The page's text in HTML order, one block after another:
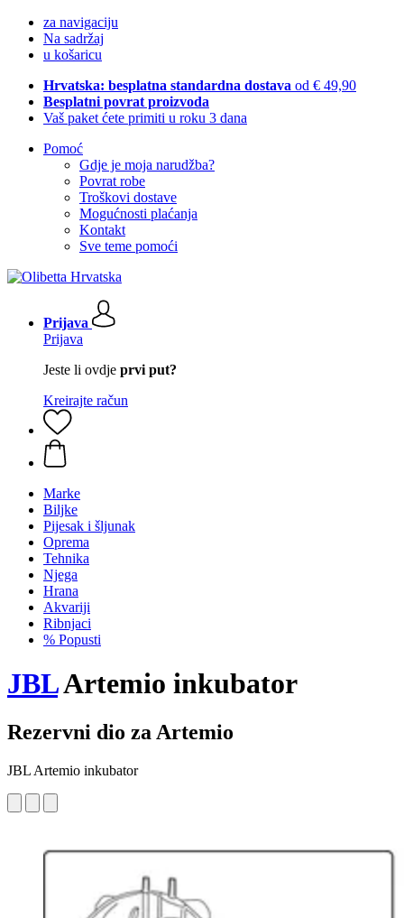
za navigaciju
Na sadržaj
u košaricu
Hrvatska: besplatna standardna dostava od € 49,90
Besplatni povrat proizvoda
Vaš paket ćete primiti u roku 3 dana
Pomoć
Gdje je moja narudžba?
Povrat robe
Troškovi dostave
Mogućnosti plaćanja
Kontakt
Sve teme pomoći
Prijava
Prijava
Jeste li ovdje prvi put?
Kreirajte račun
Marke
Biljke
Pijesak i šljunak
Oprema
Tehnika
Njega
Hrana
Akvariji
Ribnjaci
% Popusti
JBLArtemio inkubator
Rezervni dio za Artemio
JBL Artemio inkubator